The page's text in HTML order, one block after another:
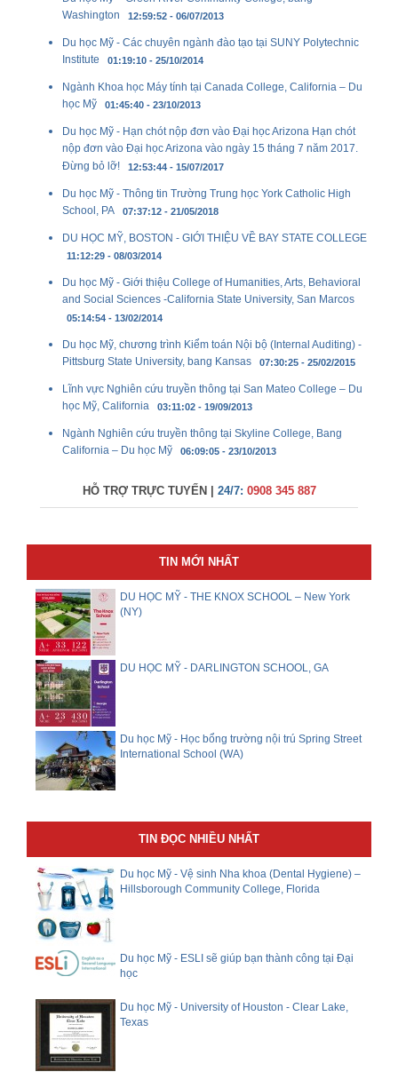
Washington 12:59:52 - 06/07/2013
Du học Mỹ - Các chuyên ngành đào tạo tại SUNY Polytechnic
Institute 01:19:10 - 25/10/2014
Ngành Khoa học Máy tính tại Canada College, California – Du
học Mỹ 01:45:40 - 23/10/2013
Du học Mỹ - Hạn chót nộp đơn vào Đại học Arizona Hạn chót
nộp đơn vào Đại học Arizona vào ngày 15 tháng 7 năm 2017.
Đừng bỏ lỡ!
12:53:44 - 15/07/2017
Du học Mỹ - Thông tin Trường Trung học York Catholic High
School, PA 07:37:12 - 21/05/2018
DU HỌC MỸ, BOSTON - GIỚI THIỆU VỀ BAY STATE COLLEGE
11:12:29 - 08/03/2014
Du học Mỹ - Giới thiệu College of Humanities, Arts, Behavioral
and Social Sciences -California State University, San Marcos
05:14:54 - 13/02/2014
Du học Mỹ, chương trình Kiểm toán Nội bộ (Internal Auditing) -
Pittsburg State University, bang Kansas 07:30:25 - 25/02/2015
Lĩnh vực Nghiên cứu truyền thông tại San Mateo College – Du
học Mỹ, California 03:11:02 - 19/09/2013
Ngành Nghiên cứu truyền thông tại Skyline College, Bang
California – Du học Mỹ 06:09:05 - 23/10/2013
HỖ TRỢ TRỰC TUYẾN | 24/7: 0908 345 887
TIN MỚI NHẤT
DU HỌC MỸ - THE KNOX SCHOOL – New York
(NY)
DU HỌC MỸ - DARLINGTON SCHOOL, GA
Du học Mỹ - Học bổng trường nội trú Spring Street
International School (WA)
TIN ĐỌC NHIỀU NHẤT
Du học Mỹ - Vệ sinh Nha khoa (Dental Hygiene) –
Hillsborough Community College, Florida
Du học Mỹ - ESLI sẽ giúp bạn thành công tại Đại
học
Du học Mỹ - University of Houston - Clear Lake,
Texas